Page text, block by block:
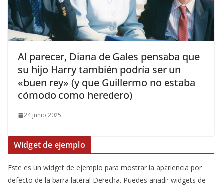
​Al parecer, Diana de Gales pensaba que
su hijo Harry también podría ser un
«buen rey» (y que Guillermo no estaba
cómodo como heredero)
24 junio 2025
Widget de ejemplo
Este es un widget de ejemplo para mostrar la apariencia por
defecto de la barra lateral Derecha. Puedes añadir widgets de